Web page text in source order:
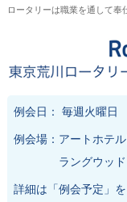
ロータリーは職業を通して奉
例会日： 毎週火曜
例会場：アートホテ
ラングウッド
詳細は「例会予定 」